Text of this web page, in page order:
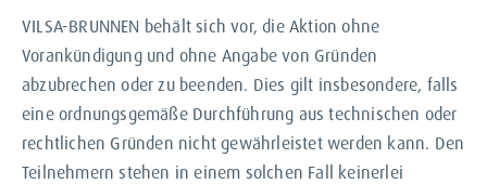
VILSA-BRUNNEN behält sich vor, die Aktion ohne
Vorankündigung und ohne Angabe von Gründen
abzubrechen oder zu beenden. Dies gilt insbesondere, falls
eine ordnungsgemäße Durchführung aus technischen oder
rechtlichen Gründen nicht gewährleistet werden kann. Den
Teilnehmern stehen in einem solchen Fall keinerlei